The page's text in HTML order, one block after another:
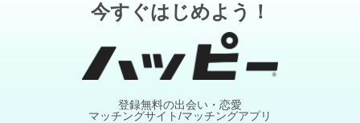
今すぐはじめよう！
登録無料の出会い・恋愛
マッチングサイト/マッチングアプリ